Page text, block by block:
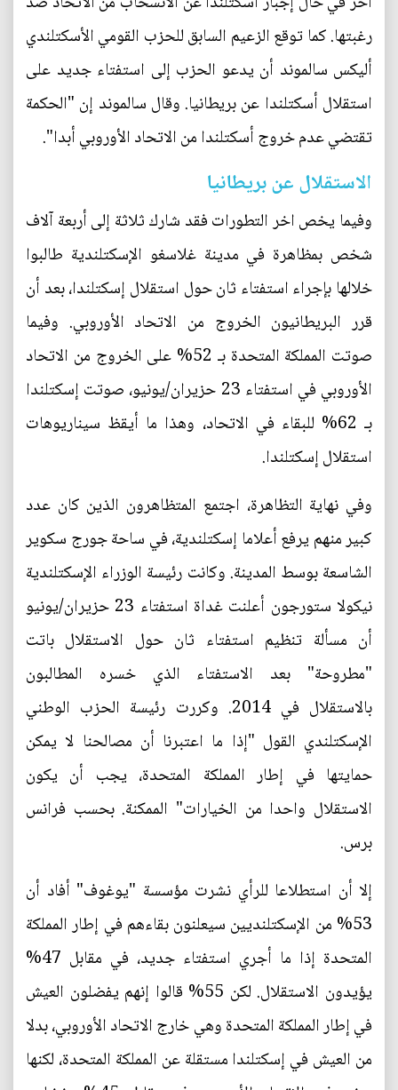
رغبتها. كما توقع الزعيم السابق للحزب القومي الأسكتلندي
أليكس سالموند أن يدعو الحزب إلى استفتاء جديد على
استقلال أسكتلندا عن بريطانيا. وقال سالموند إن "الحكمة
تقتضي عدم خروج أسكتلندا من الاتحاد الأوروبي أبدا".
الاستقلال عن بريطانيا
وفيما يخص اخر التطورات فقد شارك ثلاثة إلى أربعة آلاف
شخص بمظاهرة في مدينة غلاسغو الإسكتلندية طالبوا
خلالها بإجراء استفتاء ثان حول استقلال إسكتلندا، بعد أن
قرر البريطانيون الخروج من الاتحاد الأوروبي. وفيما
صوتت المملكة المتحدة بـ 52% على الخروج من الاتحاد
الأوروبي في استفتاء 23 حزيران/يونيو، صوتت إسكتلندا
بـ 62% للبقاء في الاتحاد، وهذا ما أيقظ سيناريوهات
استقلال إسكتلندا.
وفي نهاية التظاهرة، اجتمع المتظاهرون الذين كان عدد
كبير منهم يرفع أعلاما إسكتلندية، في ساحة جورج سكوير
الشاسعة بوسط المدينة. وكانت رئيسة الوزراء الإسكتلندية
نيكولا ستورجون أعلنت غداة استفتاء 23 حزيران/يونيو
أن مسألة تنظيم استفتاء ثان حول الاستقلال باتت
"مطروحة" بعد الاستفتاء الذي خسره المطالبون
بالاستقلال في 2014. وكررت رئيسة الحزب الوطني
الإسكتلندي القول "إذا ما اعتبرنا أن مصالحنا لا يمكن
حمايتها في إطار المملكة المتحدة، يجب أن يكون
الاستقلال واحدا من الخيارات" الممكنة. بحسب فرانس
برس.
إلا أن استطلاعا للرأي نشرت مؤسسة "يوغوف" أفاد أن
53% من الإسكتلنديين سيعلنون بقاءهم في إطار المملكة
المتحدة إذا ما أجري استفتاء جديد، في مقابل 47%
يؤيدون الاستقلال. لكن 55% قالوا إنهم يفضلون العيش
في إطار المملكة المتحدة وهي خارج الاتحاد الأوروبي، بدلا
من العيش في إسكتلندا مستقلة عن المملكة المتحدة، لكنها